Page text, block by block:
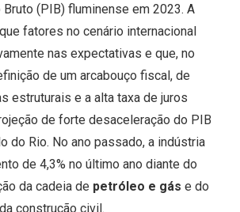
(PIB) fluminense em 2023. A
fatores no cenário internacional
nas expectativas e que, no
de um arcabouço fiscal, de
estruturais e a alta taxa de juros
de forte desaceleração do PIB
do Rio. No ano passado, a indústria
de 4,3% no último ano diante do
da cadeia de petróleo e gás e do
construção civil.